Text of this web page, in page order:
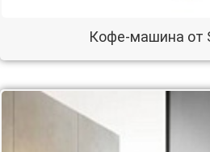
Кофе-машина от